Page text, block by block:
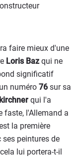
faire mieux d'une
Loris Bazqui ne
significatif
numéro 76 sur sa
qui l'a
faste, l'Allemand a
la première
peintures de
lui portera-t-il